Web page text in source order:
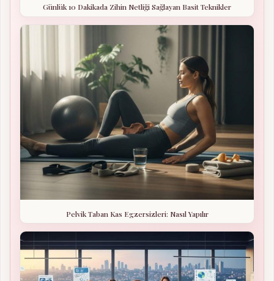
Günlük 10 Dakikada Zihin Netliği Sağlayan Basit Teknikler
Pelvik Taban Kas Egzersizleri: Nasıl Yapılır